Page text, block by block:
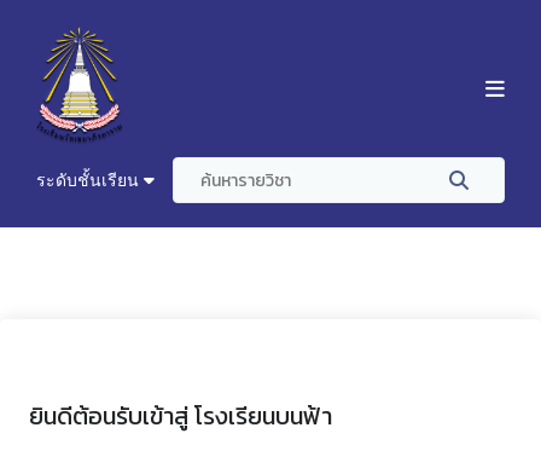
ระดับชั้นเรียน
ยินดีต้อนรับเข้าสู่ โรงเรียนบนฟ้า